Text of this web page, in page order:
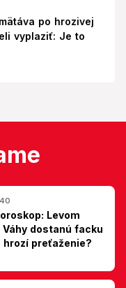
po hrozivej
vyplaziť: Je to
Levom
dostanú facku
hrozí preťaženie?